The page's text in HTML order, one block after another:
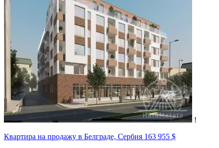
!
Квартира на продажу в Белграде, Сербия 163 955 $